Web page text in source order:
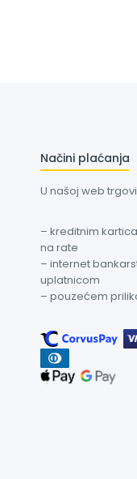
Načini plaćanja
U našoj web
– kreditnim
na rate
– internet
uplatnicom
– pouzećem